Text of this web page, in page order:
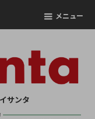
メニュー
サンタ